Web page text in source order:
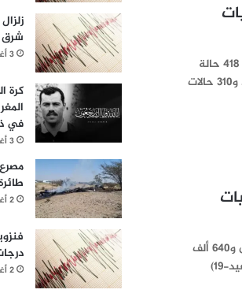
و6 وفيات
أعلنت وزارة الصحة، اليوم الأربعاء، عن تسجيل 418 حالة
إصابة جديدة مؤكدة بفيروس كورونا المستجد و310 حالات
و7 وفيات
أعلنت وزارة الصحة، اليوم الثلاثاء، أن 5 ملايين و640 ألف
و992 شخصا تلقوا اللقاح الكامل المضاد ل(كوفيد-19)
شرق
3 أغسطس، 2026
كرة
في
3 أغسطس، 2026
2 أغسطس، 2026
2 أغسطس، 2026